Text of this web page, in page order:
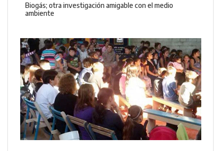
Biogás; otra investigación amigable con el medio
ambiente